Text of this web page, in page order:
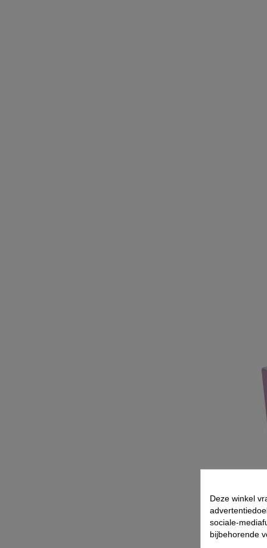
Deze winkel
sociale-
bijbehorende